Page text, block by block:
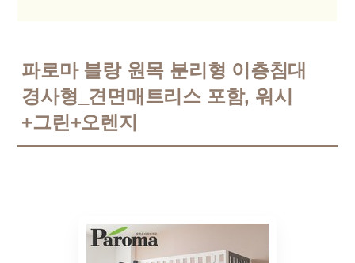
파로마 블랑 원목 분리형 이층침대
경사형_견면매트리스 포함, 워시
+그린+오렌지